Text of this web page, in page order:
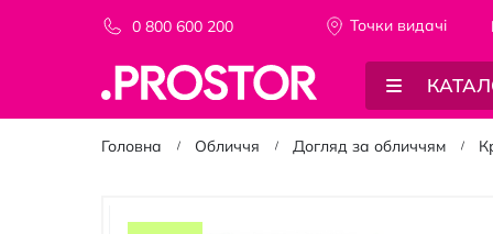
0 800 600 200 Точки видачi
Головна Обличчя Догляд за обличчям